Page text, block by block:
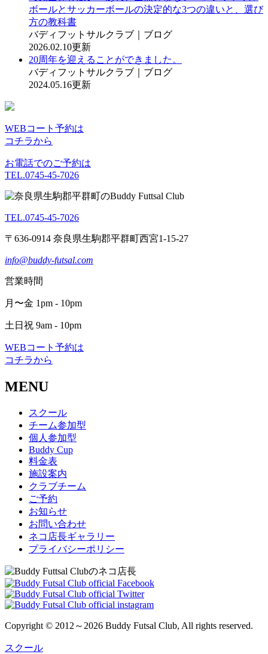
ボールとサッカーボールの決定的な3つの違いと、選び
方の教科書
バディフットサルクラブ｜ブログ
2026.02.10更新
20周年を迎えることができました。
バディフットサルクラブ｜ブログ
2024.05.16更新
WEBコート予約は
コチラから
お電話でのご予約は
TEL.0745-45-7026
TEL.0745-45-7026
〒636-0914 奈良県生駒郡平群町西宮1-15-27
info@buddy-futsal.com
営業時間
月〜金 1pm - 10pm
土日祝 9am - 10pm
WEBコート予約は
コチラから
MENU
スクール
チーム参加型
個人参加型
Buddy Cup
料金表
施設案内
クラブチーム
ご予約
お知らせ
お問い合わせ
ネコ店長ギャラリー
プライバシーポリシー
Copyright © 2012～2026 Buddy Futsal Club, All rights reserved.
スクール